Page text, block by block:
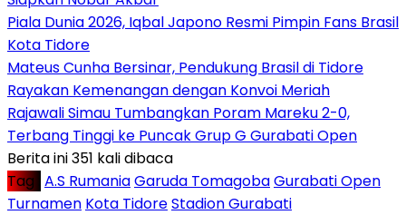
Piala Dunia 2026, Iqbal Japono Resmi Pimpin Fans Brasil
Kota Tidore
Mateus Cunha Bersinar, Pendukung Brasil di Tidore
Rayakan Kemenangan dengan Konvoi Meriah
Rajawali Simau Tumbangkan Poram Mareku 2-0,
Terbang Tinggi ke Puncak Grup G Gurabati Open
Berita ini 351 kali dibaca
Tag : A.S RumaniaGaruda TomagobaGurabati Open
Turnamen Kota TidoreStadion Gurabati